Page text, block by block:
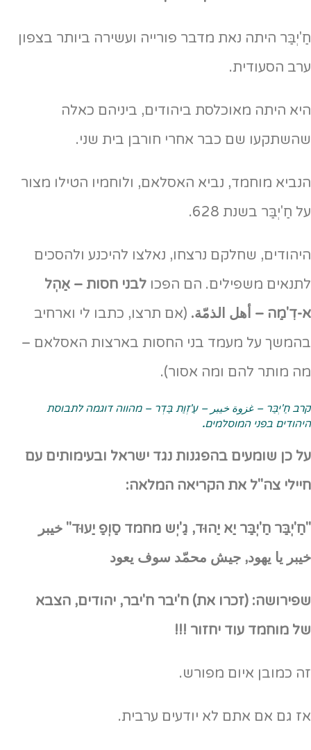
חַ'יְבַּר היתה נאת מדבר פורייה ועשירה ביותר בצפון
ערב הסעודית.
היא היתה מאוכלסת ביהודים, ביניהם כאלה
שהשתקעו שם כבר אחרי חורבן בית שני.
הנביא מוחמד, נביא האסלאם, ולוחמיו הטילו מצור
על חַ'יְבַּר בשנת 628.
היהודים, שחלקם נרצחו, נאלצו להיכנע ולהסכים
לתנאים משפילים. הם הפכו לבני חסות – אַהְל
א-דִ'מַה – أهل الذمّة. (אם תרצו, כתבו לי וארחיב
בהמשך על מעמד בני החסות בארצות האסלאם –
מה מותר להם ומה אסור).
קרב חַ'יְבַּר – غزوة خيبر – עַ'זְוַת בַּדְר – מהווה דוגמה לתבוסת
היהודים בפני המוסלמים.
על כן שומעים בהפגנות נגד ישראל ובעימותים עם
חיילי צה"ל את הקריאה המלאה:
"חַ'יְבַּר חַ'יְבַּר יַא יַהוּד, גַ'יְש מחמד סַוְפַ יַעוּד" خيبر
خيبر يا يهود, جيش محمّد سوف يعود
שפירושה: (זכרו את) ח'יבר ח'יבר, יהודים, הצבא
של מוחמד עוד יחזור !!!
זה כמובן איום מפורש.
אז גם אם אתם לא יודעים ערבית.